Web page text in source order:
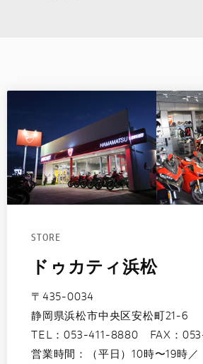
STORE
ドゥカティ浜松
〒435-0034
静岡県浜松市中央区安松町21-6
TEL：053-411-8880 FAX：
営業時間：（平日）10時〜19時